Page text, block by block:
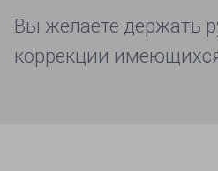
Вы желаете держать
коррекции